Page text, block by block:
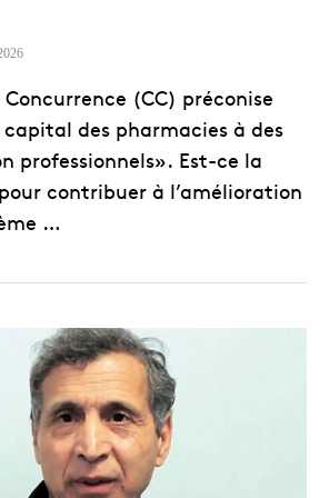
Concurrence (CC) préconise
des pharmacies à des
professionnels». Est-ce la
contribuer à l’amélioration
…